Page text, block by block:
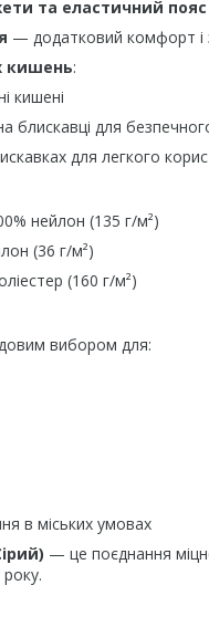
та еластичний пояс
— додатковий комфорт і
кишень:
кишені
блискавці для
для легкого
нейлон (135 г/м²)
(36 г/м²)
(160 г/м²)
вибором для:
в міських умовах
— це поєднання